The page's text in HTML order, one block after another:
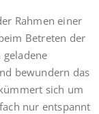
Rahmen einer
Betreten der
bewundern das
sich um
nur entspannt